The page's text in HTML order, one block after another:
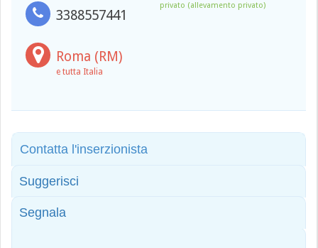
3388557441
privato (allevamento privato)
Roma (RM)
e tutta Italia
Contatta l'inserzionista
Suggerisci
Segnala